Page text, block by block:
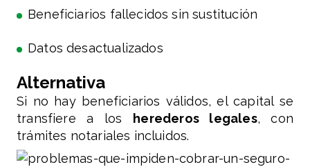
Beneficiarios fallecidos sin sustitución
Datos desactualizados
Alternativa
Si no hay beneficiarios válidos, el capital se
transfiere a los
herederos legales, con
trámites notariales incluidos.